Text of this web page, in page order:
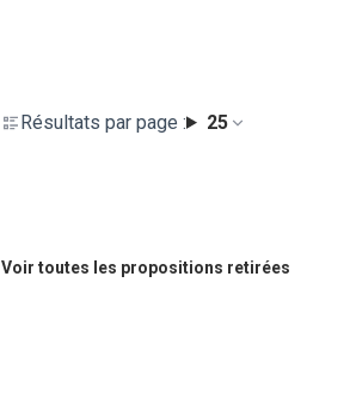
Résultats par page : 25
Voir toutes les propositions retirées